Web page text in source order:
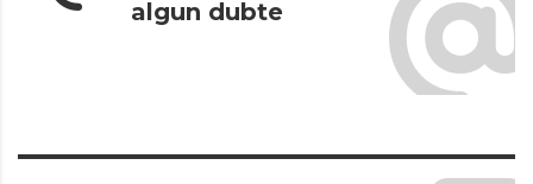
algun dubte